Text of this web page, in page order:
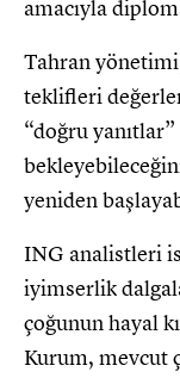
amacıyla
Tahran
teklifleri
“doğru
yeniden
ING analistleri
iyimserlik
çoğunun hayal
Kurum, mevcut